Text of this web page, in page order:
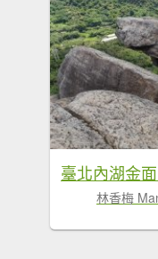
臺北內湖金
林香梅